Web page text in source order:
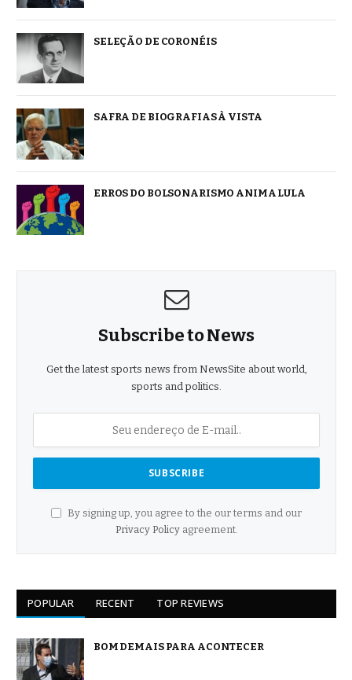
SELEÇÃO DE CORONÉIS
SAFRA DE BIOGRAFIAS À VISTA
ERROS DO BOLSONARISMO ANIMA LULA
Subscribe to News
Get the latest sports news from NewsSite about world,
sports and politics.
By signing up, you agree to the our terms and our
Privacy Policyagreement.
POPULAR RECENT TOP REVIEWS
BOM DEMAIS PARA ACONTECER